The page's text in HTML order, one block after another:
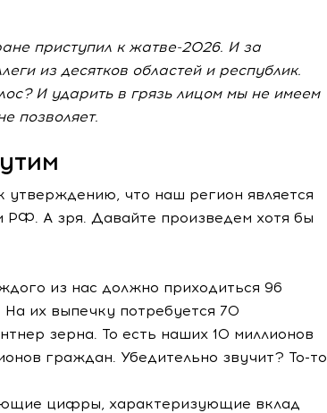
приступил к жатве-2026. И за
из десятков областей и республик.
И ударить в грязь лицом мы не имеем
позволяет.
утверждению, что наш регион является
РФ. А зря. Давайте произведем хотя бы
из нас должно приходиться 96
их выпечку потребуется 70
зерна. То есть наших 10 миллионов
граждан. Убедительно звучит? То-то
цифры, характеризующие вклад